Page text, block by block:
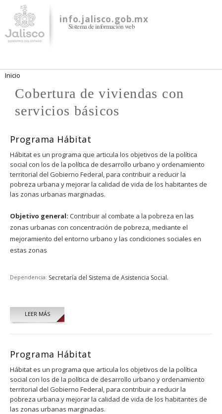
contenido
principal
info.jalisco.gob.mx
Sistema de información web
Se encuentra usted aquí
Inicio
Cobertura de viviendas con
servicios básicos
Programa Hábitat
Hábitat es un programa que articula los objetivos de la política
social con los de la política de desarrollo urbano y ordenamiento
territorial del Gobierno Federal, para contribuir a reducir la
pobreza urbana y mejorar la calidad de vida de los habitantes de
las zonas urbanas marginadas.
Objetivo general: Contribuir al combate a la pobreza en las
zonas urbanas con concentración de pobreza, mediante el
mejoramiento del entorno urbano y las condiciones sociales en
estas zonas
Dependencia: Secretaría del Sistema de Asistencia Social.
LEER MÁS
Programa Hábitat
Hábitat es un programa que articula los objetivos de la política
social con los de la política de desarrollo urbano y ordenamiento
territorial del Gobierno Federal, para contribuir a reducir la
pobreza urbana y mejorar la calidad de vida de los habitantes de
las zonas urbanas marginadas.